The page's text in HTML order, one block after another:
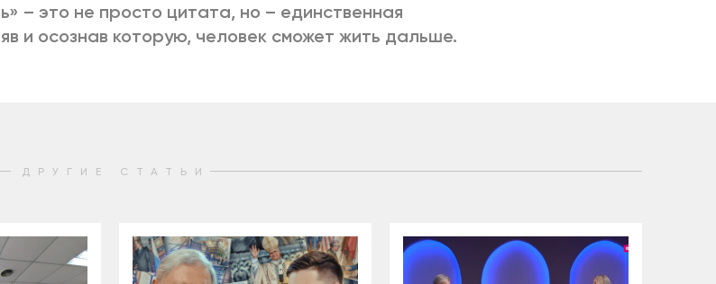
– это не просто цитата, но – единственная
и осознав которую, человек сможет жить дальше.
ДРУГИЕ СТАТЬИ